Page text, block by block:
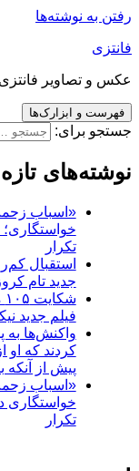
رفتن به نوشته‌ها
فانتزی
عکس و تصاویر فانتزی
فهرست و ابزارک‌ها
جستجو برای:
نوشته‌های تازه
«اسباب
تکرار
جدید تام
فیلم جدید
واکنش‌ها
کردند که او
پیش از آنکه
«اسباب
تکرار
.